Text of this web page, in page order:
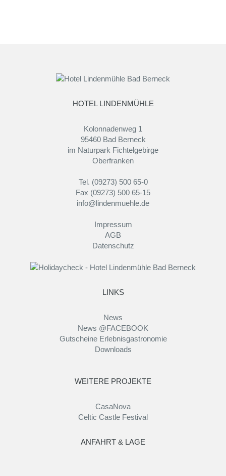
HOTEL LINDENMÜHLE
Kolonnadenweg 1
95460 Bad Berneck
im Naturpark Fichtelgebirge
Oberfranken
Tel. (09273) 500 65-0
Fax (09273) 500 65-15
info@lindenmuehle.de
Impressum
AGB
Datenschutz
LINKS
News
News @FACEBOOK
Gutscheine Erlebnisgastronomie
Downloads
WEITERE PROJEKTE
CasaNova
Celtic Castle Festival
ANFAHRT & LAGE